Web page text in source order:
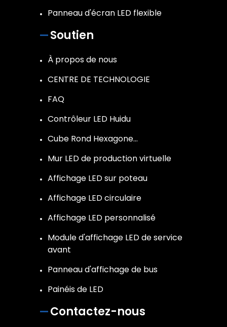
Panneau d'écran LED flexible
Soutien
À propos de nous
CENTRE DE TECHNOLOGIE
FAQ
Contrôleur LED Huidu
Cube Rond Hexagone…
Mur LED de production virtuelle
Affichage LED sur poteau
Affichage LED circulaire
Affichage LED personnalisé
Module d'affichage LED de service
avant
Panneau d'affichage de bus
Painéis de LED
Contactez-nous